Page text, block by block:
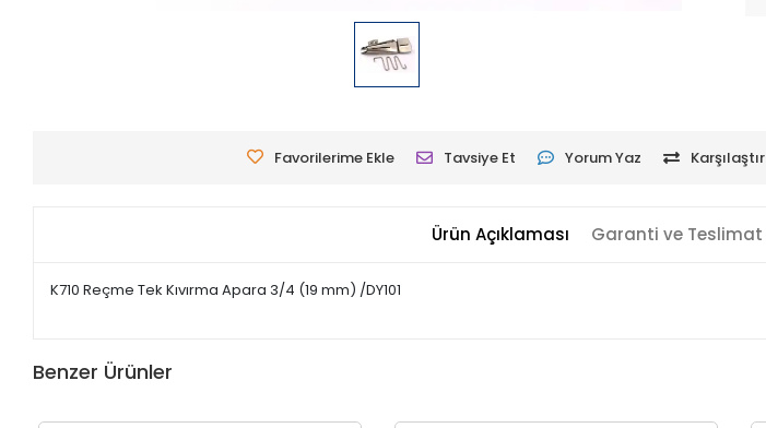
Favorilerime Ekle Tavsiye Et Yorum Yaz Karşılaştır
Ürün Açıklaması Garanti ve Teslimat
K710 Reçme Tek Kıvırma Apara 3/4 (19 mm) /DY101
Benzer Ürünler